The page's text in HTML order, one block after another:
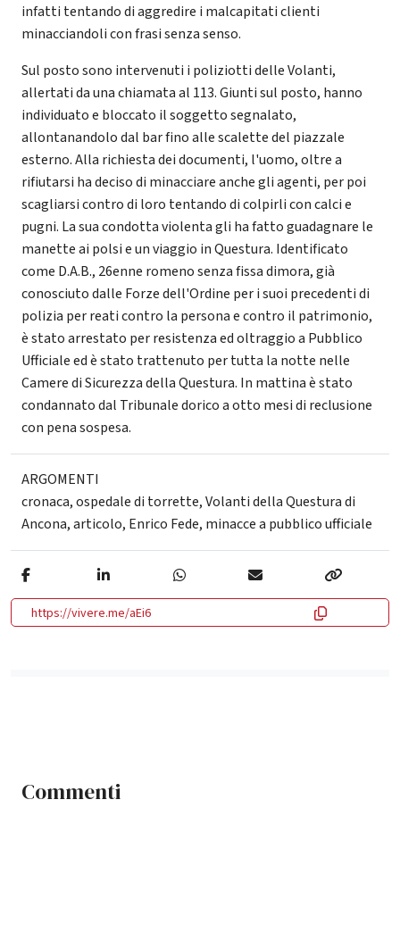
infatti tentando di aggredire i malcapitati clienti
minacciandoli con frasi senza senso.
Sul posto sono intervenuti i poliziotti delle Volanti,
allertati da una chiamata al 113. Giunti sul posto, hanno
individuato e bloccato il soggetto segnalato,
allontanandolo dal bar fino alle scalette del piazzale
esterno. Alla richiesta dei documenti, l'uomo, oltre a
rifiutarsi ha deciso di minacciare anche gli agenti, per poi
scagliarsi contro di loro tentando di colpirli con calci e
pugni. La sua condotta violenta gli ha fatto guadagnare le
manette ai polsi e un viaggio in Questura. Identificato
come D.A.B., 26enne romeno senza fissa dimora, già
conosciuto dalle Forze dell'Ordine per i suoi precedenti di
polizia per reati contro la persona e contro il patrimonio,
è stato arrestato per resistenza ed oltraggio a Pubblico
Ufficiale ed è stato trattenuto per tutta la notte nelle
Camere di Sicurezza della Questura. In mattina è stato
condannato dal Tribunale dorico a otto mesi di reclusione
con pena sospesa.
ARGOMENTI
cronaca,ospedale di torrette,Volanti della Questura di
Ancona,articolo, Enrico Fede, minacce a pubblico ufficiale
https://vivere.me/aEi6
Commenti